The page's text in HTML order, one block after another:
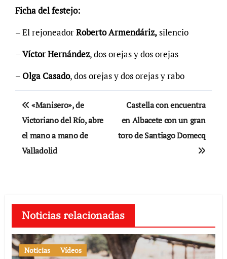
Ficha del festejo:
– El rejoneadorRoberto Armendáriz,silencio
–Víctor Hernández, dos orejas y dos orejas
– Olga Casado, dos orejas y dos orejas y rabo
Navegación
de
entradas
«Manisero», de
Victoriano del Río, abre
el mano a mano de
Valladolid
Castella con encuentra
en Albacete con un gran
toro de Santiago Domecq
Noticias relacionadas
Noticias Vídeos